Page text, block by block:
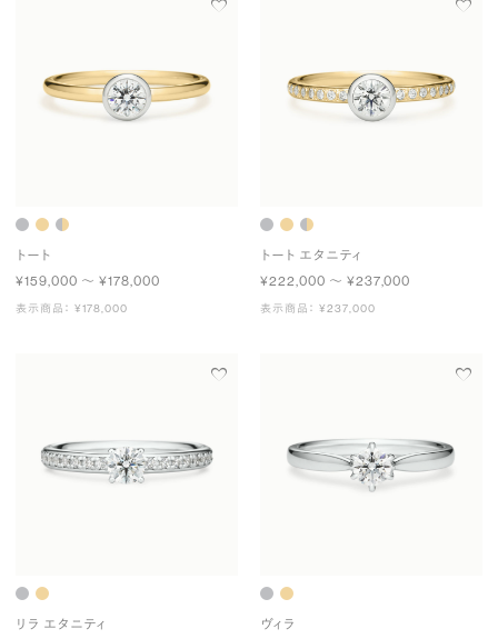
トート
¥159,000 〜 ¥178,000
表示商品： ¥178,000
トート エタニティ
¥222,000 〜 ¥237,000
表示商品： ¥237,000
リラ エタニティ ヴィラ